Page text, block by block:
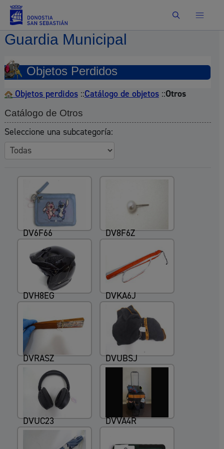
Buscar
Guardia Municipal
Objetos Perdidos
Objetos perdidos::Catálogo de objetos::Otros
Catálogo de Otros
Seleccione una subcategoría:
DV6F66 DV8F6Z
DVH8EG DVKA6J
DVRASZ DVUBSJ
DVUC23 DVVA4R